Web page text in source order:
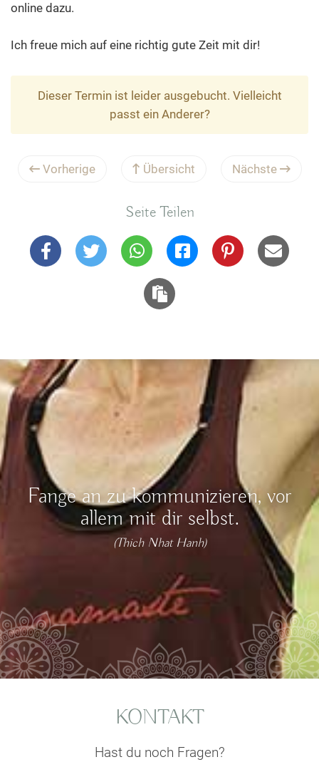
online dazu.
Ich freue mich auf eine richtig gute Zeit mit dir!
Dieser Termin ist leider ausgebucht. Vielleicht
passt ein Anderer?
Vorherige Übersicht Nächste
Seite Teilen
Fange an zu kommunizieren, vor
allem mit dir selbst.
(Thich Nhat Hanh)
KONTAKT
Hast du noch Fragen?